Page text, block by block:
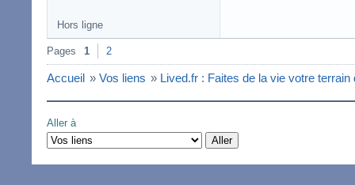
Hors ligne
Pages 1 2
Accueil » Vos liens » Lived.fr : Faites de la vie votre terrain
Aller à